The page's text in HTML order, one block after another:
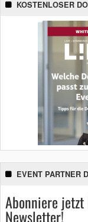
KOSTENLOSER
EVENT PARTNER
Abonniere
Newsletter!